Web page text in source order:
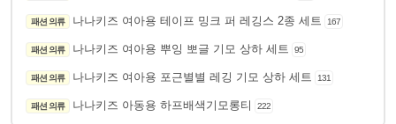
패션 의류 나나키즈 여아용 테이프 밍크 퍼 레깅스 2종 세트 167
패션 의류 나나키즈 여아용 뿌잉 뽀글 기모 상하 세트 95
패션 의류 나나키즈 여아용 포근별별 레깅 기모 상하 세트 131
패션 의류 나나키즈 아동용 하프배색기모롱티 222